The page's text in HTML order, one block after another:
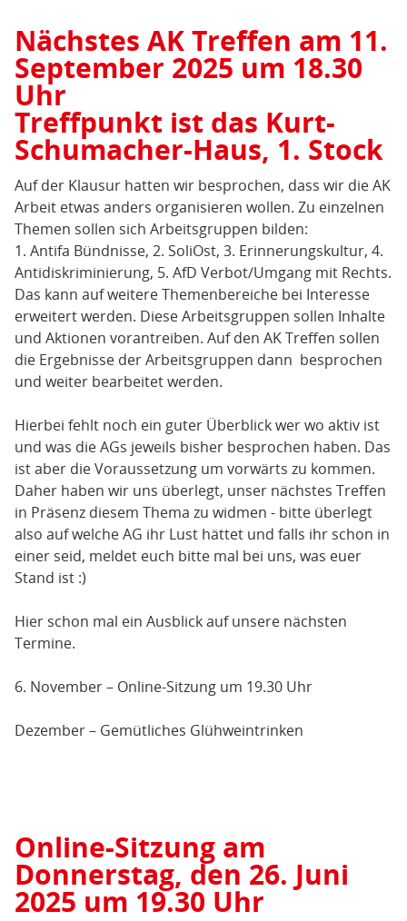
Nächstes AK Treffen am 11.
September 2025 um 18.30
Uhr
Treffpunkt ist das Kurt-
Schumacher-Haus, 1. Stock
Auf der Klausur hatten wir besprochen, dass wir die AK
Arbeit etwas anders organisieren wollen. Zu einzelnen
Themen sollen sich Arbeitsgruppen bilden:
1. Antifa Bündnisse, 2. SoliOst, 3. Erinnerungskultur, 4.
Antidiskriminierung, 5. AfD Verbot/Umgang mit Rechts.
Das kann auf weitere Themenbereiche bei Interesse
erweitert werden. Diese Arbeitsgruppen sollen Inhalte
und Aktionen vorantreiben. Auf den AK Treffen sollen
die Ergebnisse der Arbeitsgruppen dann besprochen
und weiter bearbeitet werden.
Hierbei fehlt noch ein guter Überblick wer wo aktiv ist
und was die AGs jeweils bisher besprochen haben. Das
ist aber die Voraussetzung um vorwärts zu kommen.
Daher haben wir uns überlegt, unser nächstes Treffen
in Präsenz diesem Thema zu widmen - bitte überlegt
also auf welche AG ihr Lust hättet und falls ihr schon in
einer seid, meldet euch bitte mal bei uns, was euer
Stand ist :)
Hier schon mal ein Ausblick auf unsere nächsten
Termine.
6. November – Online-Sitzung um 19.30 Uhr
Dezember – Gemütliches Glühweintrinken
Online-Sitzung am
Donnerstag, den 26. Juni
2025 um 19.30 Uhr